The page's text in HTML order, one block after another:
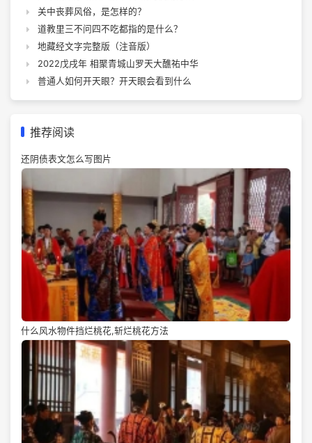
关中丧葬风俗，是怎样的？
道教里三不问四不吃都指的是什么？
地藏经文字完整版（注音版）
2022戊戌年 相聚青城山罗天大醮祐中华
普通人如何开天眼？开天眼会看到什么
推荐阅读
还阴债表文怎么写图片
什么风水物件挡烂桃花,斩烂桃花方法